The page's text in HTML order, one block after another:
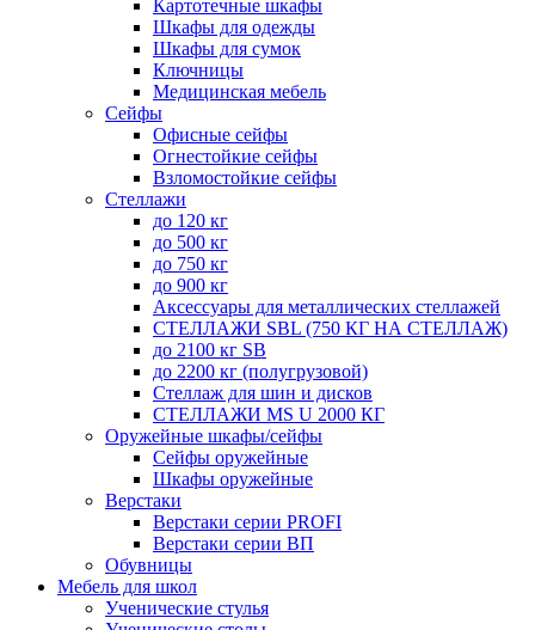
Картотечные шкафы
Шкафы для одежды
Шкафы для сумок
Ключницы
Медицинская мебель
Сейфы
Офисные сейфы
Огнестойкие сейфы
Взломостойкие сейфы
Стеллажи
до 120 кг
до 500 кг
до 750 кг
до 900 кг
Аксессуары для металлических стеллажей
СТЕЛЛАЖИ SBL (750 КГ НА СТЕЛЛАЖ)
до 2100 кг SB
до 2200 кг (полугрузовой)
Стеллаж для шин и дисков
СТЕЛЛАЖИ MS U 2000 КГ
Оружейные шкафы/сейфы
Сейфы оружейные
Шкафы оружейные
Верстаки
Верстаки серии PROFI
Верстаки серии ВП
Обувницы
Мебель для школ
Ученические стулья